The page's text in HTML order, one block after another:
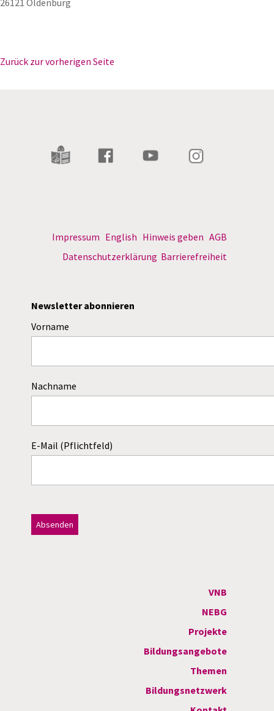
26121 Oldenburg
Zurück zur vorherigen Seite
Impressum English Hinweis geben AGB
Datenschutzerklärung Barrierefreiheit
Newsletter abonnieren
Vorname
Nachname
E-Mail (Pflichtfeld)
VNB
NEBG
Projekte
Bildungsangebote
Themen
Bildungsnetzwerk